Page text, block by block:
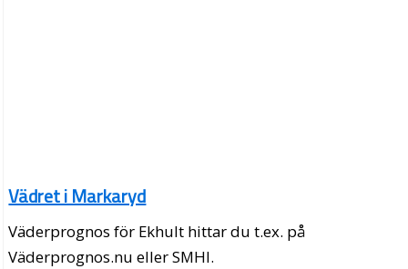
Vädret i Markaryd
Väderprognos för Ekhult hittar du t.ex. på
Väderprognos.nu eller SMHI.